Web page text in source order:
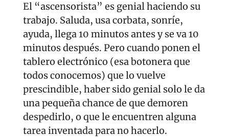
El “ascensorista” es genial haciendo su
trabajo. Saluda, usa corbata, sonríe,
ayuda, llega 10 minutos antes y se va 10
minutos después. Pero cuando ponen el
tablero electrónico (esa botonera que
todos conocemos) que lo vuelve
prescindible, haber sido genial solo le da
una pequeña chance de que demoren
despedirlo, o que le encuentren alguna
tarea inventada para no hacerlo.